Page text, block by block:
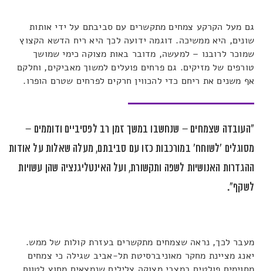
גם מעל הקרקע צמחים מתקשרים עם סביבתם על ידי אותות
שונים, היא ממשיכה. דוגמה ידועה לכך היא ריח הדשא הקצוץ
שמוכר לרובנו – למעשה, מדובר באות מצוקה כימי שמושך
טורפים של מזיקים. גם פרחים פועלים למשוך מאביקים, וחלקם
אף משנים את ריחם כדי להכווין חרקים לפרחים שטרם הופרו.
"העובדה שצמחים – שנחשבו במשך זמן רב לפסיביים ודוממים –
מסוגלים 'לשוחח' במורכבות כזו עם סביבתם, מעלה שאלות על אודות
ההגדרות האנושיות לשפה ותקשורת, ועל האינטליגנציה שהן עשויות
לשקף".
מעבר לכך, נראה שצמחים מתקשרים בעזרת קולות של ממש.
יאנג מציינת מחקר מאוניברסיטת תל-אביב שגילה כי צמחים